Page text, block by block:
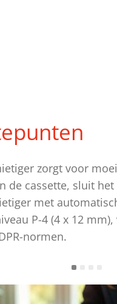
zorgt voor
de cassette, sluit
met
P-4 (4 x 12
normen.